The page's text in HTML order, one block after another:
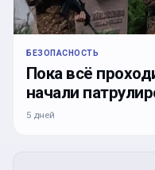
БЕЗОПАСНОСТЬ
Пока всё
начали
5 дней